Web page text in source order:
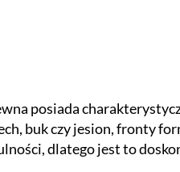
posiada
buk czy jesion, fronty
dlatego jest to